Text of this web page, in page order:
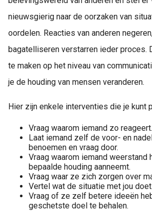
nieuwsgierig naar de oorzaken van
oordelen. Reacties van anderen
bagatelliseren verstarren ieder proces.
te maken op het niveau van
je de houding van mensen veranderen.
Hier zijn enkele interventies die je kunt
Vraag waarom iemand zo reageert.
Laat iemand zelf de voor- en
benoemen en vraag door.
Vraag waarom iemand weerstand
bepaalde houding aanneemt.
Vraag waar ze zich zorgen over
Vertel wat de situatie met jou doet.
Vraag of ze zelf betere ideeën
geschetste doel te behalen.